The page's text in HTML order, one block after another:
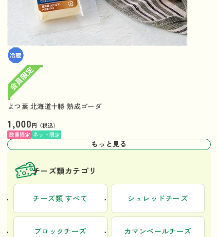
よつ葉 北海道十勝 熟成ゴーダ
1,000円（税込）
数量限定 ネット限定
もっと見る
チーズ類カテゴリ
チーズ類 すべて シュレッドチーズ
ブロックチーズ カマンベールチーズ